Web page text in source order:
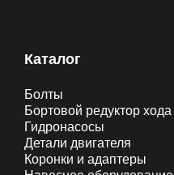
Каталог
Болты
Бортовой редуктор хода
Гидронасосы
Детали двигателя
Коронки и адаптеры